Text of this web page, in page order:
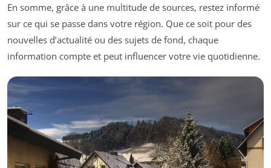
En somme, grâce à une multitude de sources, restez informé
sur ce qui se passe dans votre région. Que ce soit pour des
nouvelles d’actualité ou des sujets de fond, chaque
information compte et peut influencer votre vie quotidienne.